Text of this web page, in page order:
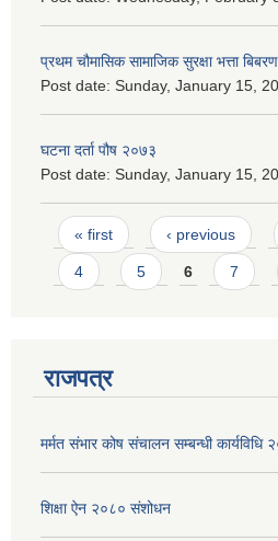
प्रथम चौमासिक सामाजिक सुरक्षा भत्ता
Post date: Sunday, January 15,
घटना दर्ता पौष २०७३
Post date: Sunday, January 15,
Pages
« first ‹ previous
4 5 6 7
राजपत्र
मर्मत संभार कोष संचालन सम्बन्धी कार्यविधि
शिक्षा ऐन २०८० संशोधन